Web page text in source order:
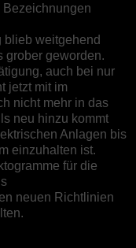
Bezeichnungen
blieb weitgehend
grober geworden.
auch bei nur
jetzt mit im
nicht mehr in das
neu hinzu kommt
Anlagen bis
einzuhalten ist.
für die
neuen Richtlinien